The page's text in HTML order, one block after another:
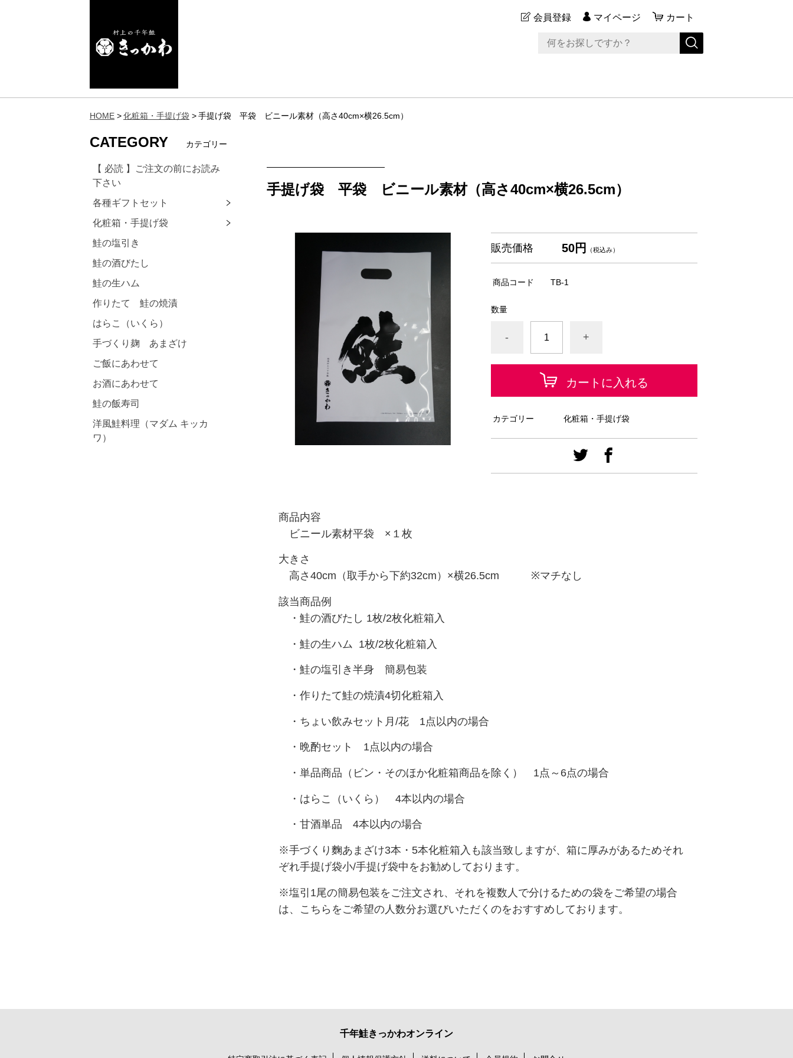
会員登録 マイページ カート
HOME 化粧箱・手提げ袋 手提げ袋 平袋 ビニール素材（高さ40cm×横26.5cm）
手提げ袋 平袋 ビニール素材（高さ40cm×横26.5cm）
販売価格 50円 （税込み）
商品コード TB-1
数量
- +
カートに入れる
カテゴリー 化粧箱・手提げ袋
商品内容
ビニール素材平袋 ×１枚
大きさ
高さ40cm （取手から下約32cm ） ×横26.5cm ※マチなし
該当商品例
・鮭の酒びたし 1枚/2枚化粧箱入
・鮭の生ハム 1枚/2枚化粧箱入
・鮭の塩引き半身 簡易包装
・作りたて鮭の焼漬4切化粧箱入
・ちょい飲みセット月/花 1点以内の場合
・晩酌セット 1点以内の場合
・単品商品（ビン・そのほか化粧箱商品を除く） 1点～ 6点の場合
・ はらこ（いくら） 4本以内の場合
・甘酒単品 4本以内の場合
※手づくり麴あまざけ3本・5本化粧箱入も該当致しますが、箱に厚みがあるためそれ
ぞれ手提げ袋小/手提げ袋中をお勧めしております。
※塩引1尾の簡易包装をご注文され、それを複数人で分けるための袋をご希望の場合
は、こちらをご希望の人数分お選びいただくのをおすすめしております。
CATEGORY カテゴリー
【 必読 】ご注文の前にお読み
下さい
各種ギフトセット
化粧箱・手提げ袋
鮭の塩引き
鮭の酒びたし
鮭の生ハム
作りたて 鮭の焼漬
はらこ（いくら）
手づくり麹 あまざけ
ご飯にあわせて
お酒にあわせて
鮭の飯寿司
洋風鮭料理（マダム キッカ
ワ）
千年鮭きっかわオンライン